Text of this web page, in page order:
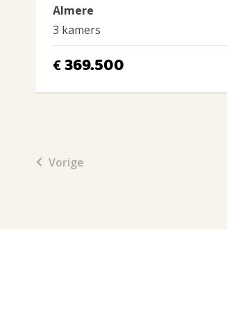
Almere
3 kamers
€369.500
Vorige